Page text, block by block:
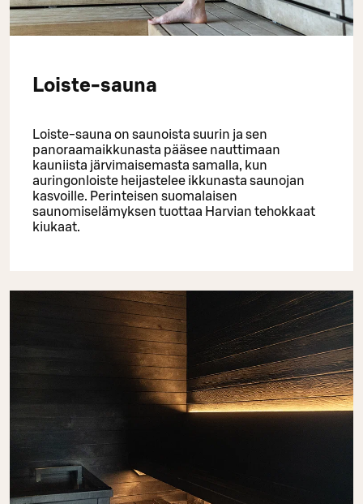
Loiste-sauna
Loiste-sauna on saunoista suurin ja sen
panoraamaikkunasta pääsee nauttimaan
kauniista järvimaisemasta samalla, kun
auringonloiste heijastelee ikkunasta saunojan
kasvoille. Perinteisen suomalaisen
saunomiselämyksen tuottaa Harvian tehokkaat
kiukaat.